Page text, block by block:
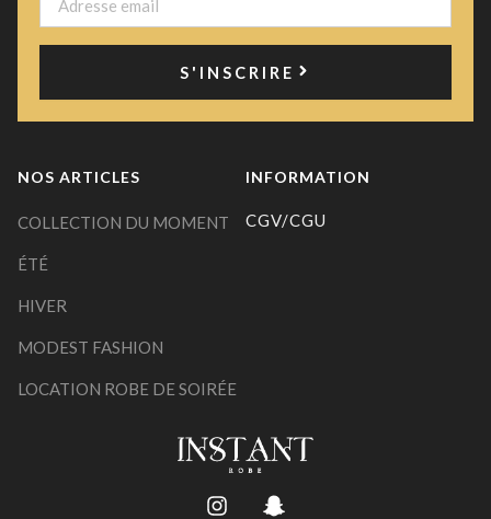
S'INSCRIRE
NOS ARTICLES
COLLECTION DU MOMENT
ÉTÉ
HIVER
MODEST FASHION
LOCATION ROBE DE SOIRÉE
INFORMATION
CGV/CGU
I
S